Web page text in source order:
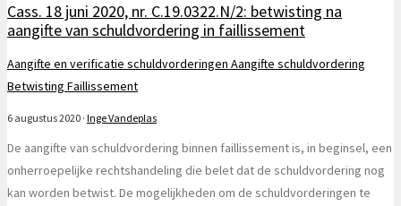
Cass. 18 juni 2020, nr. C.19.0322.N/2: betwisting na
aangifte van schuldvordering in faillissement
Aangifte en verificatie schuldvorderingen Aangifte schuldvordering
Betwisting Faillissement
6 augustus 2020 · Inge Vandeplas
De aangifte van schuldvordering binnen faillissement is, in beginsel, een
onherroepelijke rechtshandeling die belet dat de schuldvordering nog
kan worden betwist. De mogelijkheden om de schuldvorderingen te